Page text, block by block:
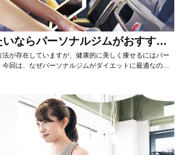
ならパーソナルジムがおすす
が存在していますが、健康的に美しく痩せるにはパー
回は、なぜパーソナルジムがダイエットに最適なのか
説いたします。 自...